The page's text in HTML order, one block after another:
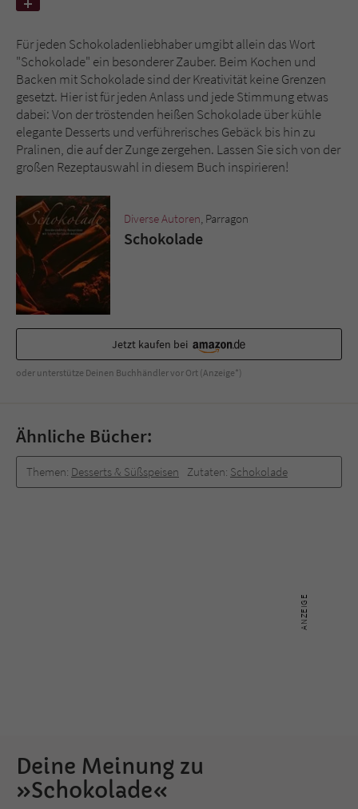
Für jeden Schokoladenliebhaber umgibt allein das Wort
"Schokolade" ein besonderer Zauber. Beim Kochen und
Backen mit Schokolade sind der Kreativität keine Grenzen
gesetzt. Hier ist für jeden Anlass und jede Stimmung etwas
dabei: Von der tröstenden heißen Schokolade über kühle
elegante Desserts und verführerisches Gebäck bis hin zu
Pralinen, die auf der Zunge zergehen. Lassen Sie sich von der
großen Rezeptauswahl in diesem Buch inspirieren!
Diverse Autoren, Parragon
Schokolade
Jetzt kaufen bei
oder unterstütze Deinen Buchhändler vor Ort (Anzeige*)
Ähnliche Bücher:
Themen: Desserts & Süßspeisen Zutaten: Schokolade
Deine Meinung zu
»Schokolade«
Name tx_pwcomments_ahash
Anbieter Literatur-Couch Medien GmbH & Co. KG
Laufzeit 1 Jahr
Zweck Cookie für Kommentare einzelner Buchtitel
Name
Anbieter Literatur-Couch Medien GmbH & Co. KG
Laufzeit
Kommunikation der Webseite mit dem
Benutzer. Es wird benötigt um z. B. den
Sicherheitscode des Kontaktformulars zu
überprüfen.